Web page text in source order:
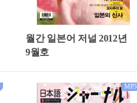
월간 일본어 저널 2012년
9월호
MP3